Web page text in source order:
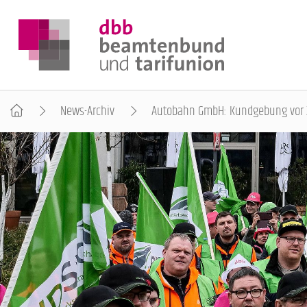
DER DBB
BEAMTINNEN & BEAMTE
ARBEITNEHMENDE
POLITIK & POSITIONEN
News-Archiv Autobahn GmbH: Kundgebung